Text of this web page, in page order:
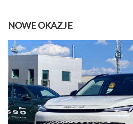
NOWE OKAZJE